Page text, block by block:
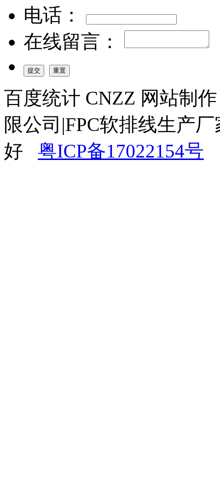
电话：
在线留言：
百度统计 CNZZ 网站制
限公司|FPC软排线生产
好 粤ICP备17022154号